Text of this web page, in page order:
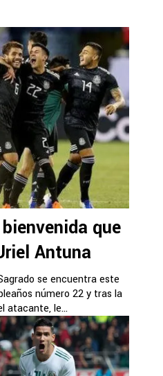
que
Antuna
se encuentra este
número 22 y tras la
atacante, le...